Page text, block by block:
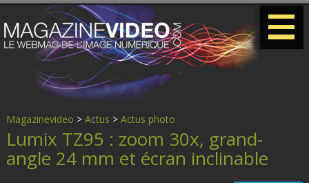
Magazinevideo > Actus > Actus photo
Lumix TZ95 : zoom 30x, grand-
angle 24 mm et écran inclinable
-
-
-